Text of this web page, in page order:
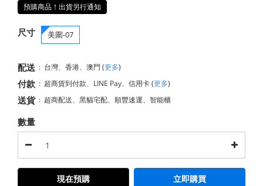
預購商品！出貨另行通知
尺寸 美圍-07
配送 : 台灣、香港、澳門 (更多)
付款 : 超商貨到付款、LINE Pay、信用卡(更多)
送貨 : 超商配送、黑貓宅配、順豐速運、智能櫃
數量
現在預購 立即購買